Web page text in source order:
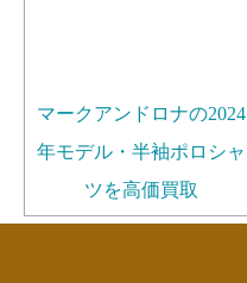
マークアンドロナの2024
年モデル・半袖ポロシャ
ツを高価買取